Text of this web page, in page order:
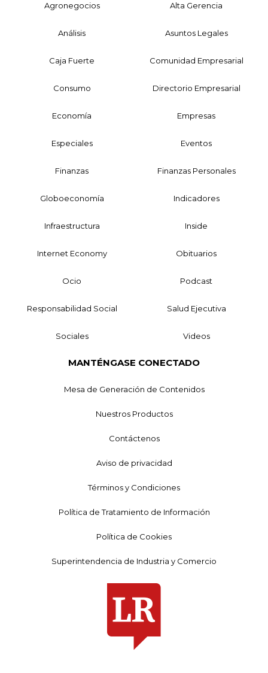
Agronegocios Alta Gerencia
Análisis Asuntos Legales
Caja Fuerte Comunidad Empresarial
Consumo Directorio Empresarial
Economía Empresas
Especiales Eventos
Finanzas Finanzas Personales
Globoeconomía Indicadores
Infraestructura Inside
Internet Economy Obituarios
Ocio Podcast
Responsabilidad Social Salud Ejecutiva
Sociales Videos
MANTÉNGASE CONECTADO
Mesa de Generación de Contenidos
Nuestros Productos
Contáctenos
Aviso de privacidad
Términos y Condiciones
Política de Tratamiento de Información
Política de Cookies
Superintendencia de Industria y Comercio